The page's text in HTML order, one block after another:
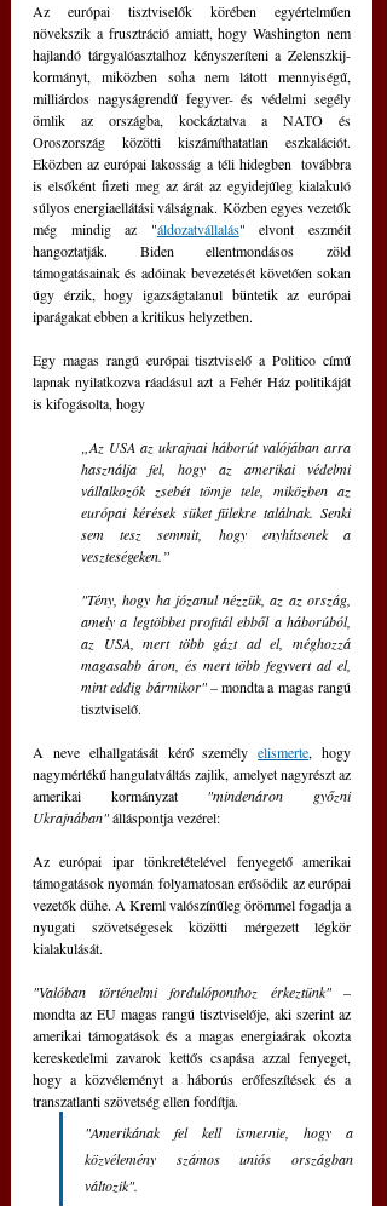
Az európai tisztviselők körében egyértelműen
növekszik a frusztráció amiatt, hogy Washington nem
hajlandó tárgyalóasztalhoz kényszeríteni a Zelenszkij-
kormányt, miközben soha nem látott mennyiségű,
milliárdos nagyságrendű fegyver- és védelmi segély
ömlik az országba, kockáztatva a NATO és
Oroszország közötti kiszámíthatatlan eszkalációt.
Eközben az európai lakosság a téli hidegben  továbbra
is elsőként fizeti meg az árát az egyidejűleg kialakuló
súlyos energiaellátási válságnak. Közben egyes vezetők
még mindig az "áldozatvállalás" elvont eszméit
hangoztatják. Biden ellentmondásos zöld
támogatásainak és adóinak bevezetését követően sokan
úgy érzik, hogy igazságtalanul büntetik az európai
iparágakat ebben a kritikus helyzetben.
Egy magas rangú európai tisztviselő a Politico című
lapnak nyilatkozva ráadásul azt a Fehér Ház politikáját
is kifogásolta, hogy
„Az USA az ukrajnai háborút valójában arra
használja fel, hogy az amerikai védelmi
vállalkozók zsebét tömje tele, miközben az
európai kérések süket fülekre találnak. Senki
sem tesz semmit, hogy enyhítsenek a
veszteségeken.”
"Tény, hogy ha józanul nézzük, az az ország,
amely a legtöbbet profitál ebből a háborúból,
az USA, mert több gázt ad el, méghozzá
magasabb áron, és mert több fegyvert ad el,
mint eddig bármikor" – mondta a magas rangú
tisztviselő.
A neve elhallgatását kérő személy elismerte, hogy
nagymértékű hangulatváltás zajlik, amelyet nagyrészt az
amerikai kormányzat "mindenáron győzni
Ukrajnában" álláspontja vezérel:
Az európai ipar tönkretételével fenyegető amerikai
támogatások nyomán folyamatosan erősödik az európai
vezetők dühe. A Kreml valószínűleg örömmel fogadja a
nyugati szövetségesek közötti mérgezett légkör
kialakulását.
"Valóban történelmi fordulóponthoz érkeztünk" –
mondta az EU magas rangú tisztviselője, aki szerint az
amerikai támogatások és a magas energiaárak okozta
kereskedelmi zavarok kettős csapása azzal fenyeget,
hogy a közvéleményt a háborús erőfeszítések és a
transzatlanti szövetség ellen fordítja.
"Amerikának fel kell ismernie, hogy a
közvélemény számos uniós országban
változik".